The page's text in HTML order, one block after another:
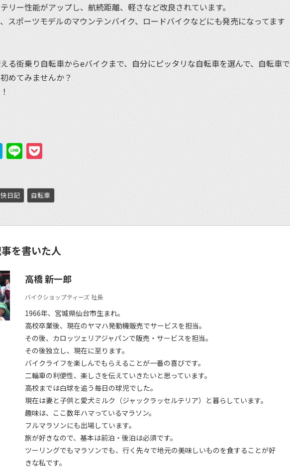
リー性能がアップし、航続距離、軽さなど改良されています。
スポーツモデルのマウンテンバイク、ロードバイクなどにも発売になってます
る街乗り自転車からeバイクまで、自分にピッタリな自転車を選んで、自転車で
めてみませんか？
Hatena
Line
日記 自転車
を書いた人
高橋 新一郎
バイクショップティーズ 社長
1966年、宮城県仙台市生まれ。
高校卒業後、現在のヤマハ発動機販売でサービスを担当。
その後、カロッツェリアジャパンで販売・サービスを担当。
その後独立し、現在に至ります。
バイクライフを楽しんでもらえることが一番の喜びです。
二輪車の利便性、楽しさを伝えていきたいと思っています。
高校までは白球を追う毎日の球児でした。
現在は妻と子供と愛犬ミルク（ジャックラッセルテリア）と暮らしています。
趣味は、ここ数年ハマっているマラソン。
フルマラソンにも出場しています。
旅が好きなので、基本は前泊・後泊は必須です。
ツーリングでもマラソンでも、行く先々で地元の美味しいものを食することが好
きな私です。